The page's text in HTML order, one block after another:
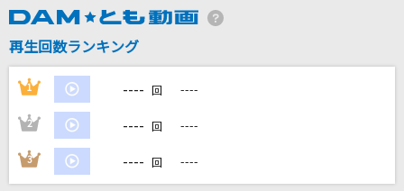
DAMの新曲・ランキングなど
カラオケ最新情報をチェック！
カラオケをもっと楽しもう！
再生回数ランキング
1 ---- 回 ----
2 ---- 回 ----
3 ---- 回 ----